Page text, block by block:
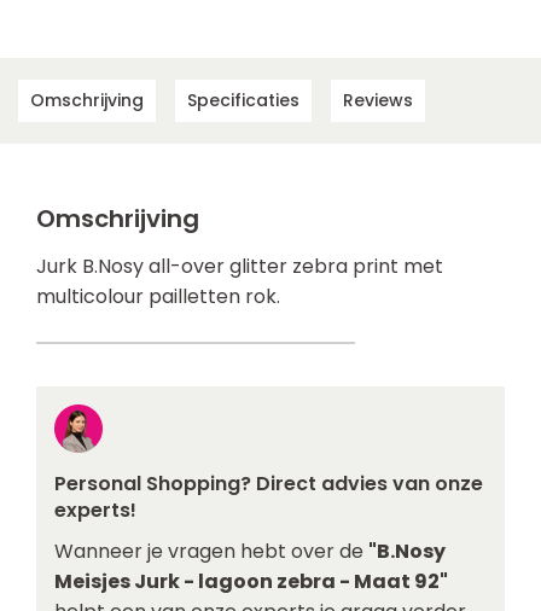
Omschrijving Specificaties Reviews
Omschrijving
Jurk B.Nosy all-over glitter zebra print met
multicolour pailletten rok.
Personal Shopping? Direct advies van onze
experts!
Wanneer je vragen hebt over de "B.Nosy
Meisjes Jurk - lagoon zebra - Maat 92"